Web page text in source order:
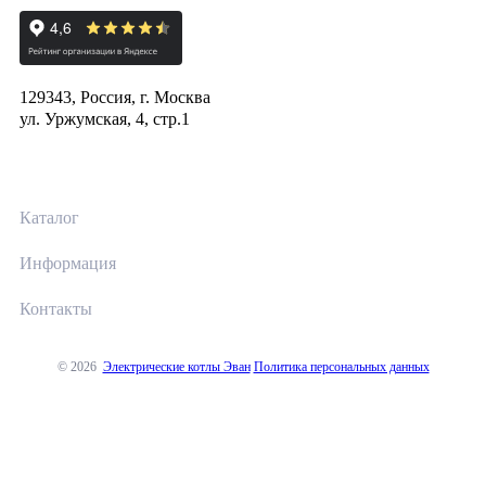
129343, Россия, г. Москва
ул. Уржумская, 4, стр.1
Каталог
Информация
Контакты
© 2026 Электрические котлы Эван Политика персональных данных